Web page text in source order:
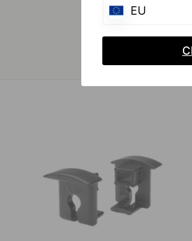
EU